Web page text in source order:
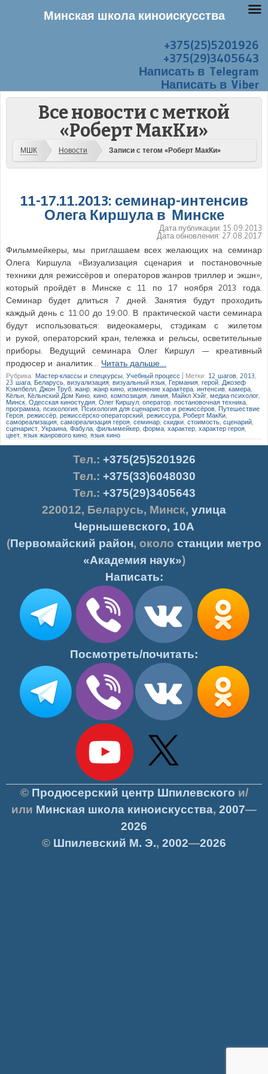
+375(25)5201926
+375(29)3405643
Написать в Telegram
Написать в Viber
Все новости с меткой
«Роберт МакКи»
МШК Новости Записи с тегом «Роберт МакКи»
11-17.11.2013: семинар-интенсив
Олега Киршула в Минске
Дата публикации: 15.09.2013
Дата обновления: 27.08.2017
Фильммейкеры, мы приглашаем всех желающих на семинар
Олега Киршула «Визуализация сценария и постановочные
техники для режиссёров и операторов жанров триллер и экшн»,
который пройдёт в Минске с 11 по 17 ноября 2013 года.
Семинар будет длиться 7 дней. Занятия будут проходить
каждый день с 11:00 до 19:00. В практической части семинара
будут использоваться: видеокамеры, стэдикам с жилетом
и рукой, операторский кран, тележка и рельсы, осветительные
приборы. Ведущий семинара Олег Киршул — креативный
продюсер и аналитик… Читать дальше…
Рубрика: Мастер-классы и спецкурсы Учебный процесс Метки: 12 шагов 2013
23 шага Беларусь визуализация ,визуальный язык Германия герой Джозеф
Кэмпбелл Джон Труб жанр жанр кино, изменение характера интенсив, камера
Кёльн Кёльнский Дом Кино, кино композиция линия, Майкл Хэйг медиа-психолог
Минск Одесская киностудия Олег Киршул, оператор постановочная техника
программа психология ,Психология для сценаристов и режиссёров Путешествие
Героя режиссёр режиссёрско-операторский режиссура Роберт МакКи
самореализация ,самореализация героя семинар скидки стоимость сценарий
сценарист Украина Фабула фильммейкер форма характер характер героя
цвет язык жанрового кино язык кино
Тел.: +375(25)5201926
Тел.: +375(33)6048030
Тел.: +375(29)3405643
220012, Беларусь, Минск, улица
Чернышевского, 10А
(Первомайский район, около станции метро
«Академия наук»)
Написать:
Посмотреть/почитать:
© Продюсерский центр Шпилевского и/
или Минская школа киноискусства, 2007—
2026
© Шпилевский М. Э., 2002—2026
Минская школа киноискусства